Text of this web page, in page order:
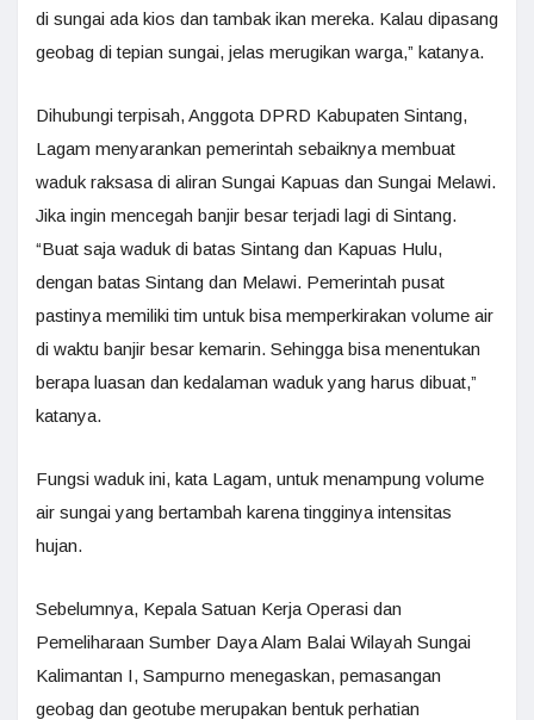
di sungai ada kios dan tambak ikan mereka. Kalau dipasang
geobag di tepian sungai, jelas merugikan warga,” katanya.
Dihubungi terpisah, Anggota DPRD Kabupaten Sintang,
Lagam menyarankan pemerintah sebaiknya membuat
waduk raksasa di aliran Sungai Kapuas dan Sungai Melawi.
Jika ingin mencegah banjir besar terjadi lagi di Sintang.
“Buat saja waduk di batas Sintang dan Kapuas Hulu,
dengan batas Sintang dan Melawi. Pemerintah pusat
pastinya memiliki tim untuk bisa memperkirakan volume air
di waktu banjir besar kemarin. Sehingga bisa menentukan
berapa luasan dan kedalaman waduk yang harus dibuat,”
katanya.
Fungsi waduk ini, kata Lagam, untuk menampung volume
air sungai yang bertambah karena tingginya intensitas
hujan.
Sebelumnya, Kepala Satuan Kerja Operasi dan
Pemeliharaan Sumber Daya Alam Balai Wilayah Sungai
Kalimantan I, Sampurno menegaskan, pemasangan
geobag dan geotube merupakan bentuk perhatian